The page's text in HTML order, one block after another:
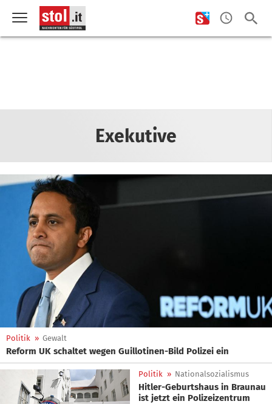
Exekutive
Politik » Gewalt
Reform UK schaltet wegen Guillotinen-Bild Polizei ein
Politik » Nationalsozialismus
Hitler-Geburtshaus in Braunau
ist jetzt ein Polizeizentrum